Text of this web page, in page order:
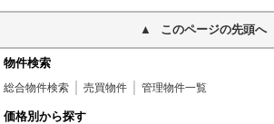
このページの先頭へ
物件検索
総合物件検索 売買物件 管理物件一覧
価格別から探す